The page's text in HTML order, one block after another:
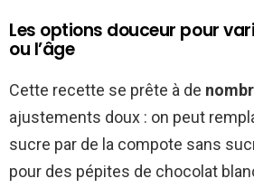
Les options douceur pour
ou l’âge
Cette recette se prête à de
ajustements doux : on peut
sucre par de la compote sans
pour des pépites de chocolat